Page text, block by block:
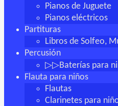
Pianos de Juguete
Pianos eléctricos
Partituras
Libros de Solfeo,
Percusión
▷▷Baterías para
Flauta para niños
Flautas
Clarinetes para